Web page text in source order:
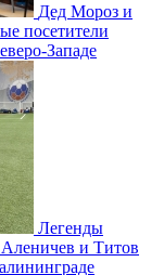
Дед Мороз и
посетители
Западе
Легенды
и Титов